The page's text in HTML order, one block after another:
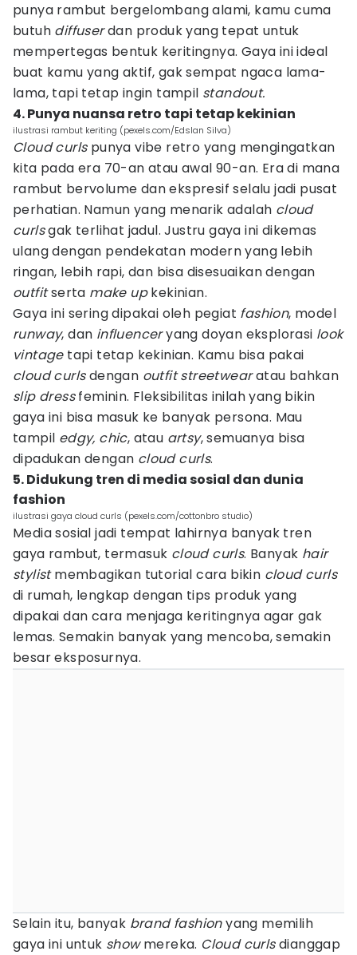
punya rambut bergelombang alami, kamu cuma
butuh diffuserdan produk yang tepat untuk
mempertegas bentuk keritingnya. Gaya ini ideal
buat kamu yang aktif, gak sempat ngaca lama-
lama, tapi tetap ingin tampil standout.
4. Punya nuansa retro tapi tetap kekinian
ilustrasi rambut keriting (pexels.com/Edslan Silva)
Cloud curlspunya vibe retro yang mengingatkan
kita pada era 70-an atau awal 90-an. Era di mana
rambut bervolume dan ekspresif selalu jadi pusat
perhatian. Namun yang menarik adalah cloud
curlsgak terlihat jadul. Justru gaya ini dikemas
ulang dengan pendekatan modern yang lebih
ringan, lebih rapi, dan bisa disesuaikan dengan
outfitserta make upkekinian.
Gaya ini sering dipakai oleh pegiat fashion, model
runway, dan influenceryang doyan eksplorasi look
vintagetapi tetap kekinian. Kamu bisa pakai
cloud curlsdengan outfit streetwearatau bahkan
slip dressfeminin. Fleksibilitas inilah yang bikin
gaya ini bisa masuk ke banyak persona. Mau
tampil edgy, chic, atau artsy, semuanya bisa
dipadukan dengan cloud curls.
5. Didukung tren di media sosial dan dunia
fashion
ilustrasi gaya cloud curls (pexels.com/cottonbro studio)
Media sosial jadi tempat lahirnya banyak tren
gaya rambut, termasuk cloud curls. Banyak hair
stylistmembagikan tutorial cara bikin cloud curls
di rumah, lengkap dengan tips produk yang
dipakai dan cara menjaga keritingnya agar gak
lemas. Semakin banyak yang mencoba, semakin
besar eksposurnya.
Selain itu, banyak brand fashionyang memilih
gaya ini untuk showmereka. Cloud curlsdianggap